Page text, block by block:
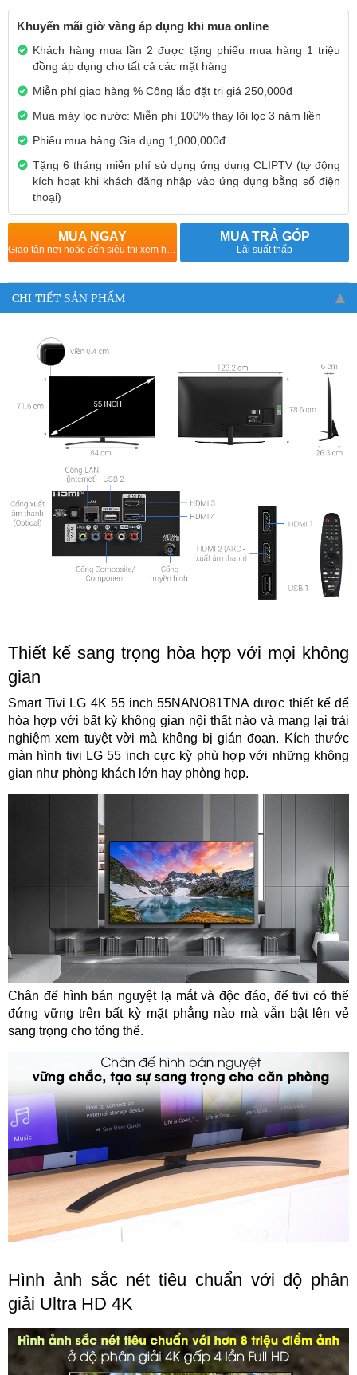
Khuyến mãi giờ vàng áp dụng khi mua online
Khách hàng mua lần 2 được tặng phiếu mua hàng 1 triệu
đồng áp dụng cho tất cả các mặt hàng
Miễn phí giao hàng % Công lắp đặt trị giá 250,000đ
Mua máy lọc nước: Miễn phí 100% thay lõi lọc 3 năm liền
Phiếu mua hàng Gia dụng 1,000,000đ
Tặng 6 tháng miễn phí sử dụng ứng dụng CLIPTV (tự động
kích hoạt khi khách đăng nhập vào ứng dụng bằng số điện
thoại)
MUA NGAY MUA TRẢ GÓP
Lãi suất thấp
CHI TIẾT SẢN PHẨM
Thiết kế sang trọng hòa hợp với mọi không
gian
Smart Tivi LG 4K 55 inch 55NANO81TNA được thiết kế để
hòa hợp với bất kỳ không gian nội thất nào và mang lại trải
nghiệm xem tuyệt vời mà không bị gián đoạn. Kích thước
màn hình tivi LG 55 inch cực kỳ phù hợp với những không
gian như phòng khách lớn hay phòng họp.
Chân đế hình bán nguyệt lạ mắt và độc đáo, để tivi có thể
đứng vững trên bất kỳ mặt phẳng nào mà vẫn bật lên vẻ
sang trọng cho tổng thể.
Hình ảnh sắc nét tiêu chuẩn với độ phân
giải Ultra HD 4K